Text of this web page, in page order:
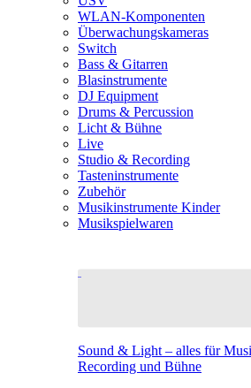
WLAN-Komponenten
Überwachungskameras
Switch
Bass & Gitarren
Blasinstrumente
DJ Equipment
Drums & Percussion
Licht & Bühne
Live
Studio & Recording
Tasteninstrumente
Zubehör
Musikinstrumente Kinder
Musikspielwaren
Sound & Light – alles für
Recording und Bühne